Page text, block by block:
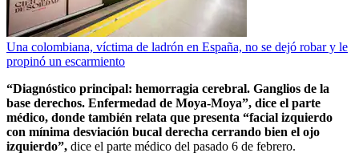
Una colombiana, víctima de ladrón en España, no se dejó robar y le
propinó un escarmiento
“Diagnóstico principal: hemorragia cerebral. Ganglios de la
base derechos. Enfermedad de Moya-Moya”, dice el parte
médico, donde también relata que presenta “facial izquierdo
con mínima desviación bucal derecha cerrando bien el ojo
izquierdo”, dice el parte médico del pasado 6 de febrero.